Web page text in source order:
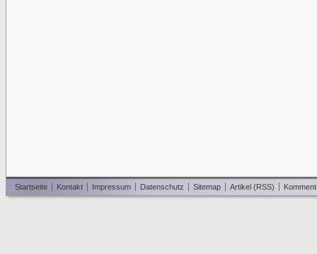
Startseite Kontakt Impressum Datenschutz Sitemap Artikel (RSS)